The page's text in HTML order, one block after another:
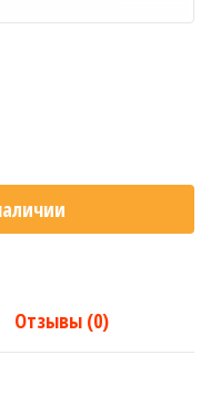
Отзывы (0)